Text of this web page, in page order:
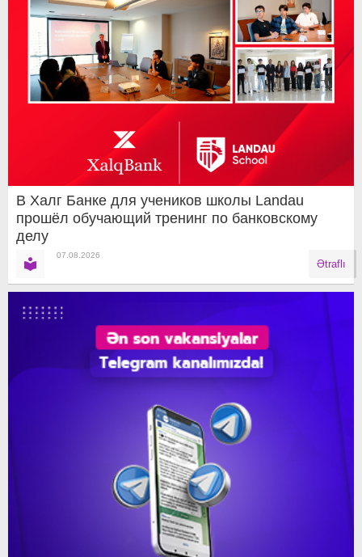
В Халг Банке для учеников школы Landau
прошёл обучающий тренинг по банковскому
делу
07.08.2026
Ətraflı